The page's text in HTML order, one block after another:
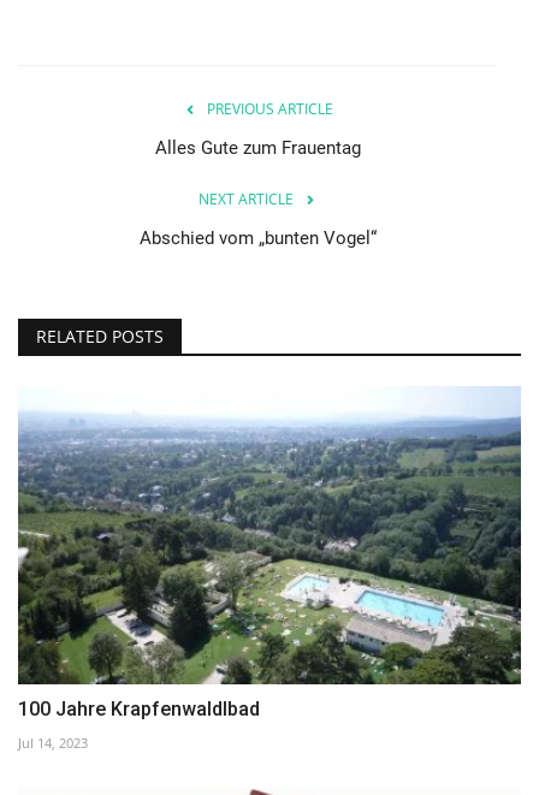
PREVIOUS ARTICLE
Alles Gute zum Frauentag
NEXT ARTICLE
Abschied vom „bunten Vogel“
RELATED POSTS
100 Jahre Krapfenwaldlbad
Jul 14, 2023